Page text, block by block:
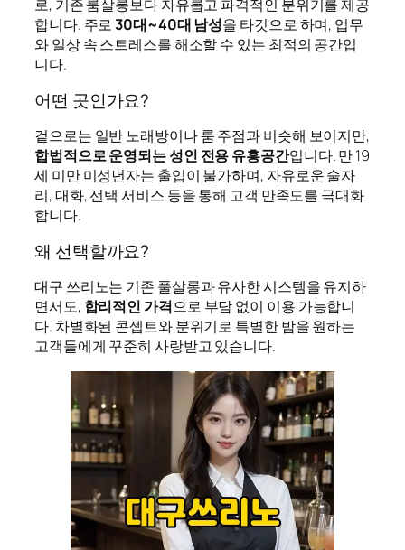
로, 기존 룸살롱보다 자유롭고 파격적인 분위기를 제공
합니다. 주로30대~40대 남성을 타깃으로 하며, 업무
와 일상 속 스트레스를 해소할 수 있는 최적의 공간입
니다.
어떤 곳인가요?
겉으로는 일반 노래방이나 룸 주점과 비슷해 보이지만,
합법적으로 운영되는 성인 전용 유흥공간입니다. 만 19
세 미만 미성년자는 출입이 불가하며, 자유로운 술자
리, 대화, 선택 서비스 등을 통해 고객 만족도를 극대화
합니다.
왜 선택할까요?
대구 쓰리노는 기존 풀살롱과 유사한 시스템을 유지하
면서도, 합리적인 가격으로 부담 없이 이용 가능합니
다. 차별화된 콘셉트와 분위기로 특별한 밤을 원하는
고객들에게 꾸준히 사랑받고 있습니다.